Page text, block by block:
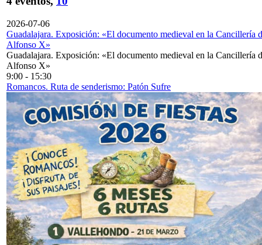
2026-07-06
Guadalajara. Exposición: «El documento medieval en la Cancillería
Alfonso X»
Guadalajara. Exposición: «El documento medieval en la Cancillería
Alfonso X»
9:00 - 15:30
Romancos. Ruta de senderismo: Patón Sufre